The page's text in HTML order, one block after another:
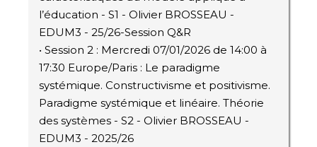
l’éducation - S1 - Olivier BROSSEAU -
EDUM3 - 25/26-Session Q&R
• Session 2 : Mercredi 07/01/2026 de 14:00 à
17:30 Europe/Paris : Le paradigme
systémique. Constructivisme et positivisme.
Paradigme systémique et linéaire. Théorie
des systèmes - S2 - Olivier BROSSEAU -
EDUM3 - 2025/26